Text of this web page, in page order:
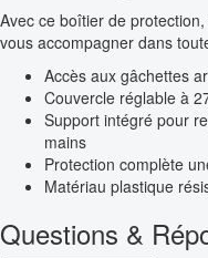
Avec ce boîtier de
vous accompagner dans
Accès aux gâchettes
Couvercle réglable à
Support intégré pour
mains
Protection complète
Matériau plastique
Questions &